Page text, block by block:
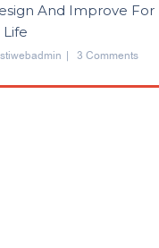
And Improve For
3 Comments